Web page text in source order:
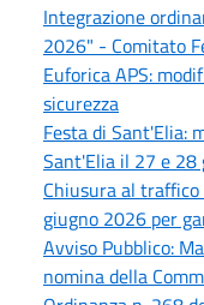
Integrazione
2026" - Comitato
Euforica APS:
sicurezza
Festa di Sant'Elia:
Sant'Elia il 27 e 28
Chiusura al
giugno 2026 per
Avviso Pubblico:
nomina della